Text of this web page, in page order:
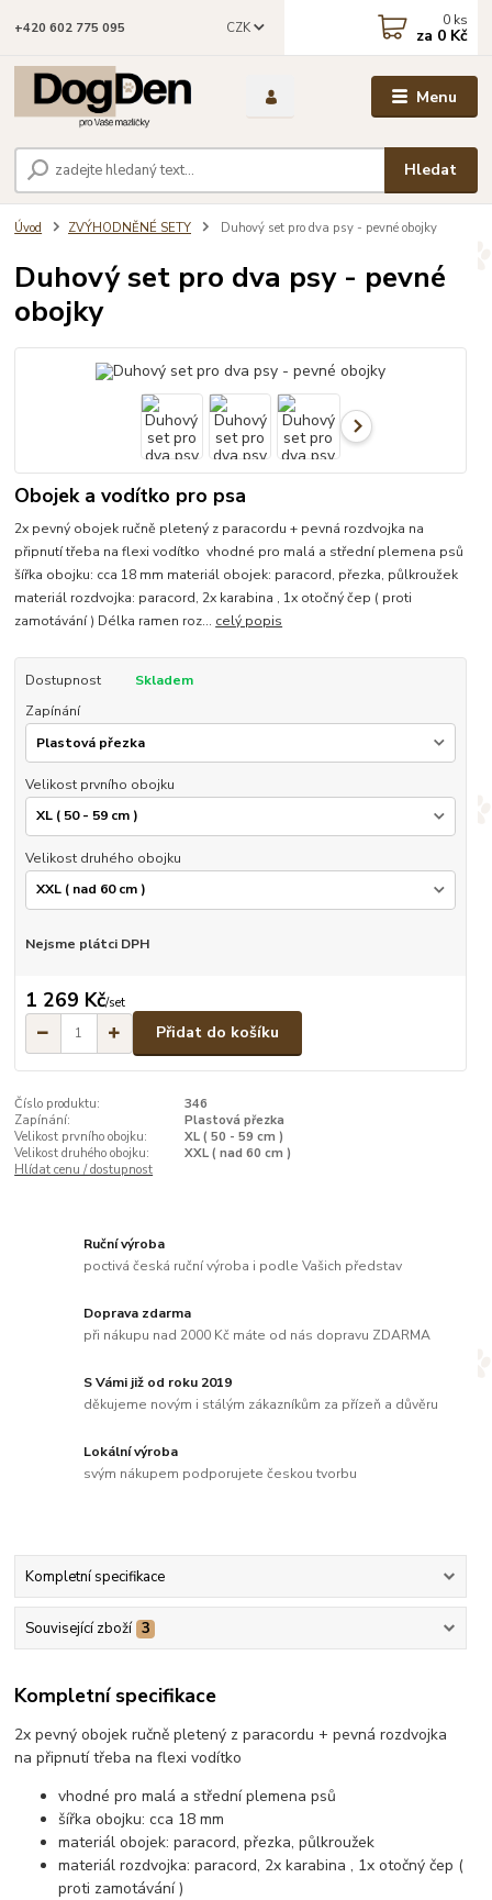
Menu
CZK
Hledat
+420 602 775 095 0 ks
za 0 Kč
Úvod ZVÝHODNĚNÉ SETY Duhový set pro dva psy - pevné obojky
Duhový set pro dva psy - pevné
obojky
Obojek a vodítko pro psa
2x pevný obojek ručně pletený z paracordu + pevná rozdvojka na
připnutí třeba na flexi vodítko vhodné pro malá a střední plemena psů
šířka obojku: cca 18 mm materiál obojek: paracord, přezka, půlkroužek
materiál rozdvojka: paracord, 2x karabina , 1x otočný čep ( proti
zamotávání ) Délka ramen roz... celý popis
Dostupnost
Skladem
Zapínání
Velikost prvního obojku
Velikost druhého obojku
Nejsme plátci DPH
1 269 Kč/set
Přidat do košíku
Číslo produktu:
346
Zapínání:
Plastová přezka
Velikost prvního obojku:
XL ( 50 - 59 cm )
Velikost druhého obojku:
XXL ( nad 60 cm )
Hlídat cenu / dostupnost
Ruční výroba
poctivá česká ruční výroba i podle Vašich představ
Doprava zdarma
při nákupu nad 2000 Kč máte od nás dopravu ZDARMA
S Vámi již od roku 2019
děkujeme novým i stálým zákazníkům za přízeň a důvěru
Lokální výroba
svým nákupem podporujete českou tvorbu
Kompletní specifikace
Související zboží 3
Kompletní specifikace
2x pevný obojek ručně pletený z paracordu + pevná rozdvojka
na připnutí třeba na flexi vodítko
vhodné pro malá a střední plemena psů
šířka obojku: cca 18 mm
materiál obojek: paracord, přezka, půlkroužek
materiál rozdvojka: paracord, 2x karabina , 1x otočný čep (
proti zamotávání )